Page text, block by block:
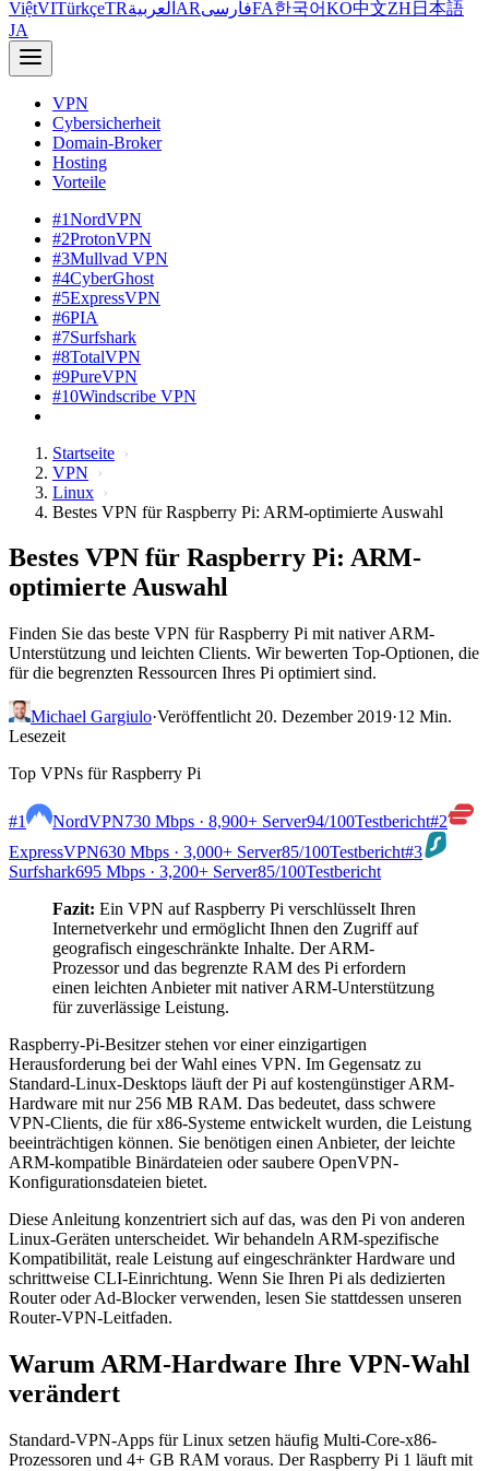
ViệtVITürkçeTRالعربية ARفارسیFA한국어KO中文ZH 日本語
JA
VPN
Cybersicherheit
Domain-Broker
Hosting
Vorteile
#1NordVPN
#2ProtonVPN
#3Mullvad VPN
#4CyberGhost
#5ExpressVPN
#6PIA
#7Surfshark
#8TotalVPN
#9PureVPN
#10Windscribe VPN
Startseite
VPN
Linux
Bestes VPN für Raspberry Pi: ARM-optimierte Auswahl
Bestes VPN für Raspberry Pi: ARM-
optimierte Auswahl
Finden Sie das beste VPN für Raspberry Pi mit nativer ARM-
Unterstützung und leichten Clients. Wir bewerten Top-Optionen, die
für die begrenzten Ressourcen Ihres Pi optimiert sind.
Michael Gargiulo·Veröffentlicht 20. Dezember 2019·12 Min.
Lesezeit
Top VPNs für Raspberry Pi
#1 NordVPN730 Mbps · 8,900+ Server94/100Testbericht#2
ExpressVPN630 Mbps · 3,000+ Server85/100Testbericht#3
Surfshark695 Mbps · 3,200+ Server85/100Testbericht
Fazit: Ein VPN auf Raspberry Pi verschlüsselt Ihren
Internetverkehr und ermöglicht Ihnen den Zugriff auf
geografisch eingeschränkte Inhalte. Der ARM-
Prozessor und das begrenzte RAM des Pi erfordern
einen leichten Anbieter mit nativer ARM-Unterstützung
für zuverlässige Leistung.
Raspberry-Pi-Besitzer stehen vor einer einzigartigen
Herausforderung bei der Wahl eines VPN. Im Gegensatz zu
Standard-Linux-Desktops läuft der Pi auf kostengünstiger ARM-
Hardware mit nur 256 MB RAM. Das bedeutet, dass schwere
VPN-Clients, die für x86-Systeme entwickelt wurden, die Leistung
beeinträchtigen können. Sie benötigen einen Anbieter, der leichte
ARM-kompatible Binärdateien oder saubere OpenVPN-
Konfigurationsdateien bietet.
Diese Anleitung konzentriert sich auf das, was den Pi von anderen
Linux-Geräten unterscheidet. Wir behandeln ARM-spezifische
Kompatibilität, reale Leistung auf eingeschränkter Hardware und
schrittweise CLI-Einrichtung. Wenn Sie Ihren Pi als dedizierten
Router oder Ad-Blocker verwenden, lesen Sie stattdessen unseren
Router-VPN-Leitfaden.
Warum ARM-Hardware Ihre VPN-Wahl
verändert
Standard-VPN-Apps für Linux setzen häufig Multi-Core-x86-
Prozessoren und 4+ GB RAM voraus. Der Raspberry Pi 1 läuft mit